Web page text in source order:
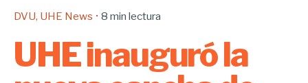
DVU UHE News 8 min lectura
UHE inauguró la